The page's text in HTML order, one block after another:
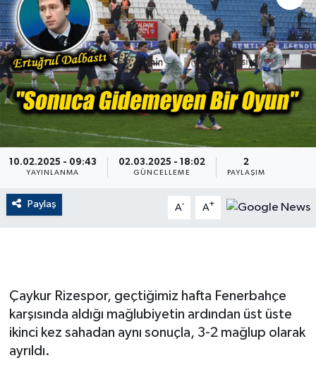
10.02.2025 - 09:43
YAYINLANMA
02.03.2025 - 18:02
GÜNCELLEME
2
PAYLAŞIM
Paylaş A- A+
Çaykur Rizespor, geçtiğimiz hafta Fenerbahçe
karşısında aldığı mağlubiyetin ardından üst üste
ikinci kez sahadan aynı sonuçla, 3-2 mağlup olarak
ayrıldı.
ÇEVRE
Dış Haberler
Dünya
EĞİTİM
EKONOMİ
English News
Gayrimenkul
GENEL